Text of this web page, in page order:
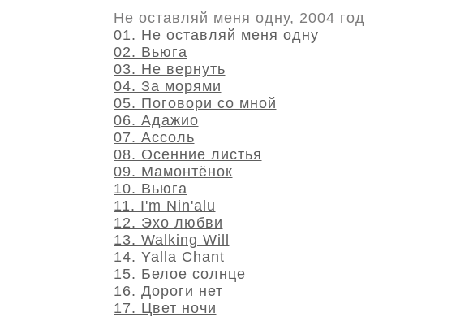
Не оставляй меня одну, 2004 год
01. Не оставляй меня одну
02. Вьюга
03. Не вернуть
04. За морями
05. Поговори со мной
06. Адажио
07. Ассоль
08. Осенние листья
09. Мамонтёнок
10. Вьюга
11. I'm Nin'alu
12. Эхо любви
13. Walking Will
14. Yalla Chant
15. Белое солнце
16. Дороги нет
17. Цвет ночи